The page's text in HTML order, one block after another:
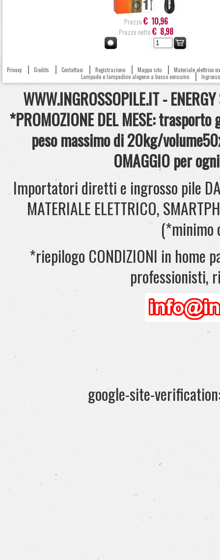
Prezzo € 10,96
Prezzo netto € 8,98
Privacy Credits Contattaci Registrazione Mappa sito
Materiale elettrico
Lampade e lampadine alogene a basso consumo
WWW.INGROSSOPILE.IT -
*PROMOZIONE DEL MESE:
peso massimo di 20kg/
OMAGGIO per
Importatori diretti e ingrosso pile
MATERIALE ELETTRICO,
(*minimo
*riepilogo CONDIZIONI in home
professionisti,
google-site-